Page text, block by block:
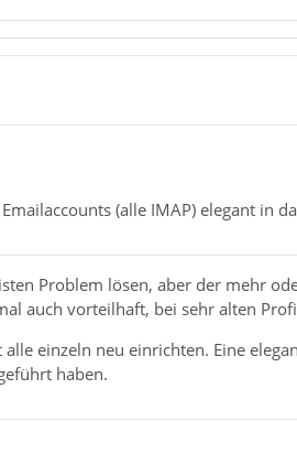
(alle IMAP) elegant in
Problem lösen, aber der mehr
auch vorteilhaft, bei sehr alten
einzeln neu einrichten. Eine
haben.